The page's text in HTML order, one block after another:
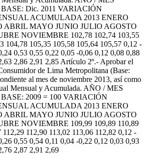
Dic. 2011 VARIACIÓN
ACUMULADA 2013 ENERO
ABRIL MAYO JUNIO JULIO AGOSTO
NOVIEMBRE 102,78 102,74 103,55
104,78 105,35 105,58 105,64 105,57 0,12 -
0,53 0,55 0,22 0,05 -0,06 0,12 0,08 0,88
2,86 2,91 2,85 Artículo 2º.- Aprobar el
de Lima Metropolitana (Base:
al mes de noviembre 2013, así como
Mensual y Acumulada. AÑO / MES
2009 = 100 VARIACIÓN
ACUMULADA 2013 ENERO
ABRIL MAYO JUNIO JULIO AGOSTO
NOVIEMBRE 109,99 109,89 110,89
112,29 112,90 113,02 113,06 112,82 0,12 -
0,55 0,54 0,11 0,04 -0,22 0,12 0,03 0,93
2,87 2,91 2,69